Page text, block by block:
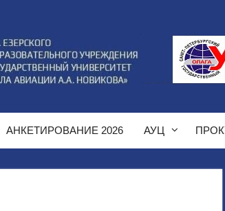
АНКЕТИРОВАНИЕ 2026 АУЦ